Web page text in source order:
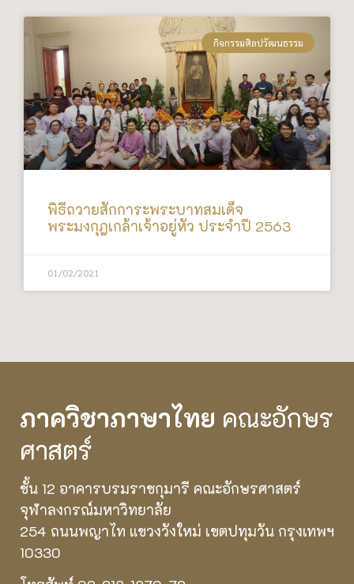
กิจกรรมศิลปวัฒนธรรม
พิธีถวายสักการะพระบาทสมเด็จ
พระมงกุฎเกล้าเจ้าอยู่หัว ประจำปี 2563
01/02/2021
ภาควิชาภาษาไทย คณะอักษร
ศาสตร์
ชั้น 12 อาคารบรมราชกุมารี คณะอักษรศาสตร์
จุฬาลงกรณ์มหาวิทยาลัย
254 ถนนพญาไท แขวงวังใหม่ เขตปทุมวัน กรุงเทพฯ
10330